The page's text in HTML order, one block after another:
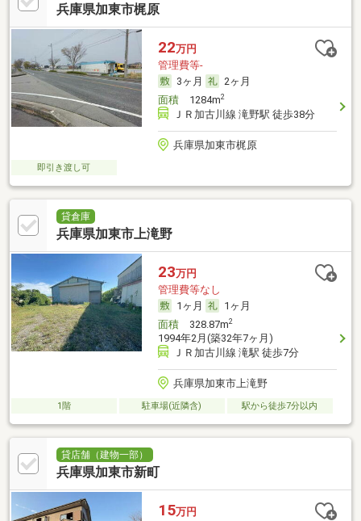
兵庫県加東市梶原
22万円
管理費等-
3ヶ月
2ヶ月
面積1284m2
ＪＲ加古川線 滝野駅 徒歩38分
兵庫県加東市梶原
即引き渡し可
貸倉庫
兵庫県加東市上滝野
23万円
管理費等なし
1ヶ月
1ヶ月
面積328.87m2
1994年2月(築32年7ヶ月)
ＪＲ加古川線 滝駅 徒歩7分
兵庫県加東市上滝野
1階 駐車場(近隣含) 駅から徒歩7分以内
貸店舗（建物一部）
兵庫県加東市新町
15万円